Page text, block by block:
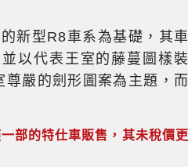
新型R8車系為基礎，其車
以代表王室的藤蔓圖樣裝
嚴的劍形圖案為主題，而
部的特仕車販售，其未稅價更